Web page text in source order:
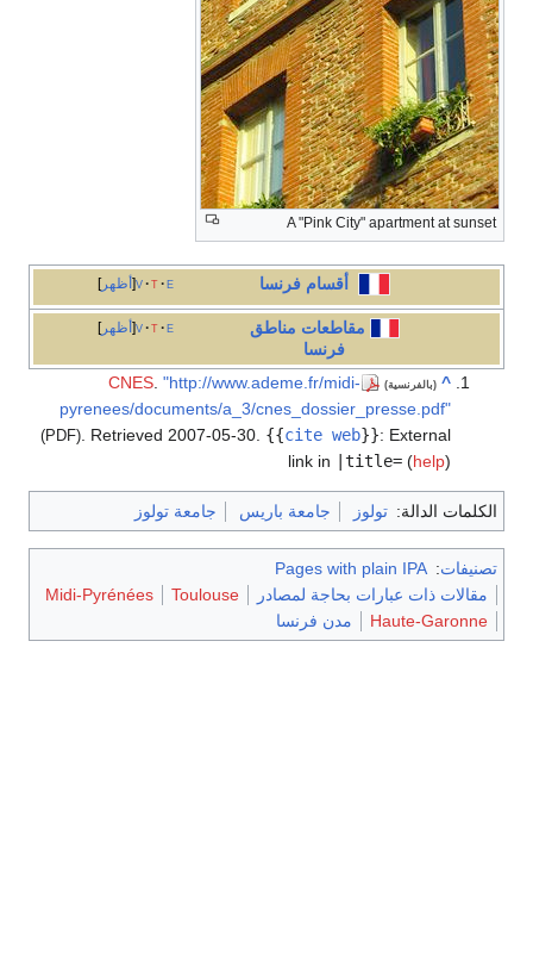
A "Pink City" apartment at sunset
أظهر v t e أقسام فرنسا
أظهر v t e مقاطعات مناطق
فرنسا
^ (بالفرنسية) CNES ."http://www.ademe.fr/midi-
pyrenees/documents/a_3/cnes_dossier_presse.pdf"
(PDF) . Retrieved 2007-05-30 {{cite web}}: External
link in
|title= (help)
الكلمات الدالة: تولوز جامعة باريس جامعة تولوز
تصنيفات:
Pages with plain IPA
مقالات ذات عبارات بحاجة لمصادر
Toulouse
Midi-Pyrénées
Haute-Garonne
مدن فرنسا